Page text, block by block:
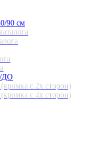
90 см
ДО
с 2х сторон)
с 4х сторон)